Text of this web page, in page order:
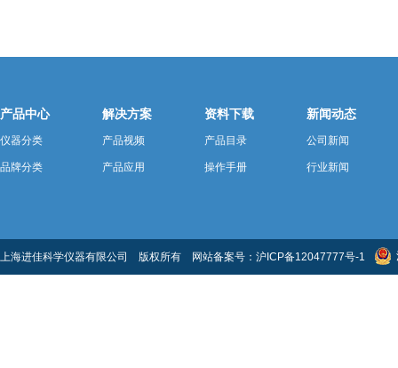
产品中心
仪器分类
品牌分类
解决方案
产品视频
产品应用
资料下载
产品目录
操作手册
新闻动态
公司新闻
行业新闻
上海进佳科学仪器有限公司 版权所有 网站备案号： 沪ICP备12047777号-1